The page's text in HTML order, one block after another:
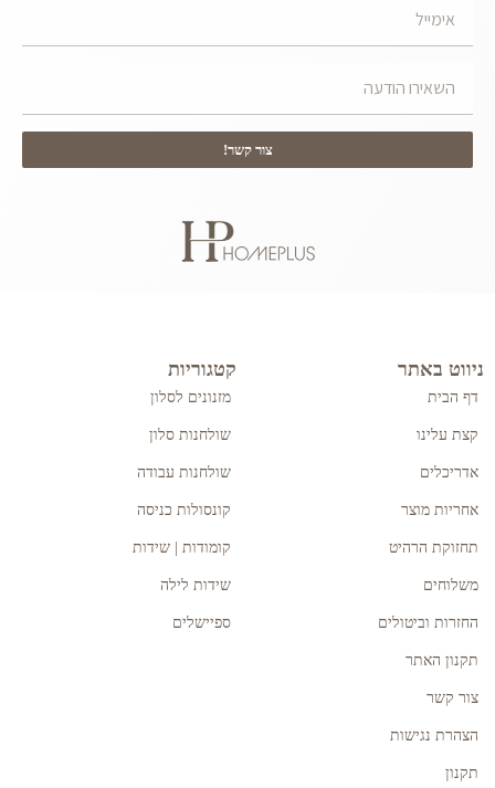
צור קשר!
ניווט באתר
דף הבית
קצת עלינו
אדריכלים
אחריות מוצר
תחזוקת הרהיט
משלוחים
החזרות וביטולים
תקנון האתר
צור קשר
הצהרת נגישות
תקנון
קטגוריות
מזנונים לסלון
שולחנות סלון
שולחנות עבודה
קונסולות כניסה
קומודות | שידות
שידות לילה
ספיישלים